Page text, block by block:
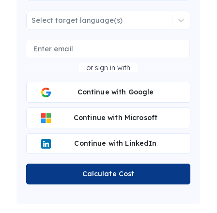
Select target language(s)
or sign in with
Continue with Google
Continue with Microsoft
Continue with LinkedIn
Calculate Cost